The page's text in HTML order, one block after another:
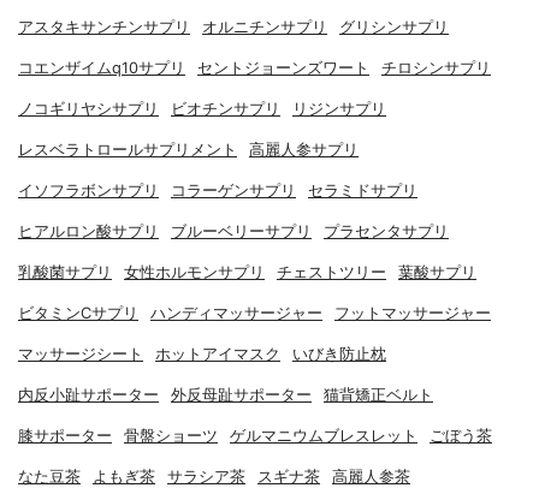
アスタキサンチンサプリ オルニチンサプリ グリシンサプリ
コエンザイムq10サプリ セントジョーンズワート チロシンサプリ
ノコギリヤシサプリ ビオチンサプリ リジンサプリ
レスベラトロールサプリメント 高麗人参サプリ
イソフラボンサプリ コラーゲンサプリ セラミドサプリ
ヒアルロン酸サプリ ブルーベリーサプリ プラセンタサプリ
乳酸菌サプリ 女性ホルモンサプリ チェストツリー 葉酸サプリ
ビタミンCサプリ ハンディマッサージャー フットマッサージャー
マッサージシート ホットアイマスク いびき防止枕
内反小趾サポーター 外反母趾サポーター 猫背矯正ベルト
膝サポーター 骨盤ショーツ ゲルマニウムブレスレット ごぼう茶
なた豆茶 よもぎ茶 サラシア茶 スギナ茶 高麗人参茶